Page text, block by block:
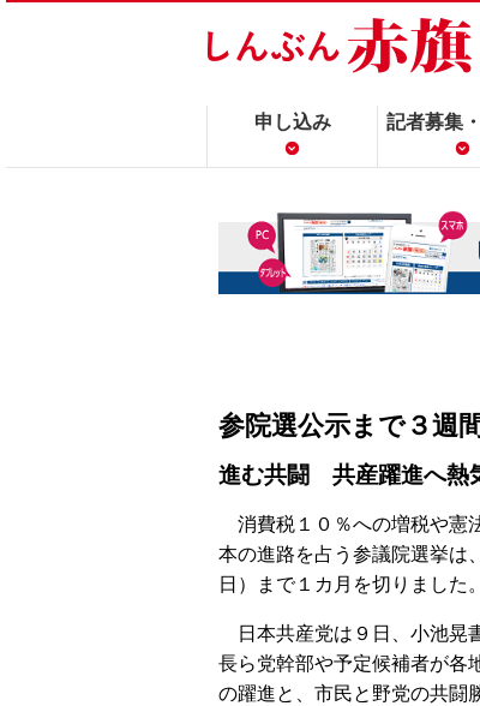
申し込み 記者募集
参院選公示まで３週間
進む共闘 共産躍進へ熱
消費税１０％への増税や憲
本の進路を占う参議院選挙は
日）まで１カ月を切りました。
日本共産党は９日、小池晃
長ら党幹部や予定候補者が各
の躍進と、市民と野党の共闘